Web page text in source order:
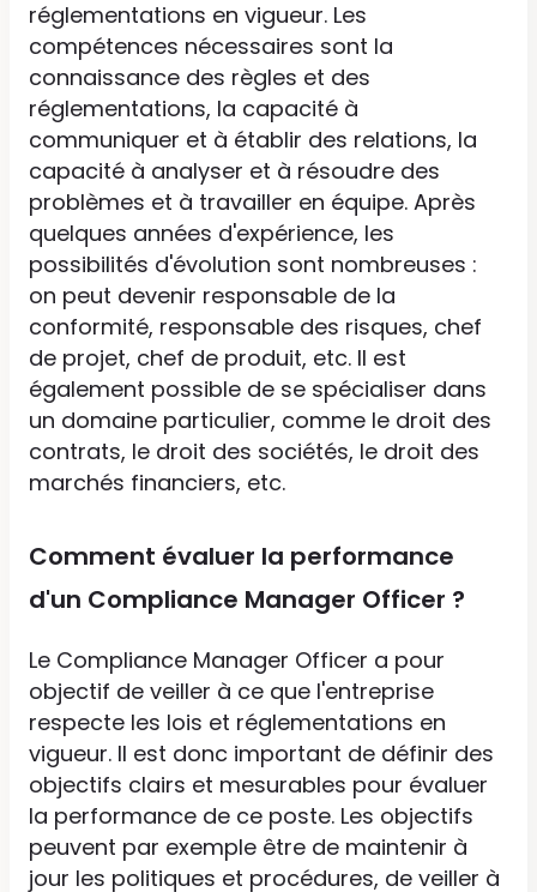
réglementations en vigueur. Les
compétences nécessaires sont la
connaissance des règles et des
réglementations, la capacité à
communiquer et à établir des relations, la
capacité à analyser et à résoudre des
problèmes et à travailler en équipe. Après
quelques années d'expérience, les
possibilités d'évolution sont nombreuses :
on peut devenir responsable de la
conformité, responsable des risques, chef
de projet, chef de produit, etc. Il est
également possible de se spécialiser dans
un domaine particulier, comme le droit des
contrats, le droit des sociétés, le droit des
marchés financiers, etc.
Comment évaluer la performance
d'un Compliance Manager Officer ?
Le Compliance Manager Officer a pour
objectif de veiller à ce que l'entreprise
respecte les lois et réglementations en
vigueur. Il est donc important de définir des
objectifs clairs et mesurables pour évaluer
la performance de ce poste. Les objectifs
peuvent par exemple être de maintenir à
jour les politiques et procédures, de veiller à